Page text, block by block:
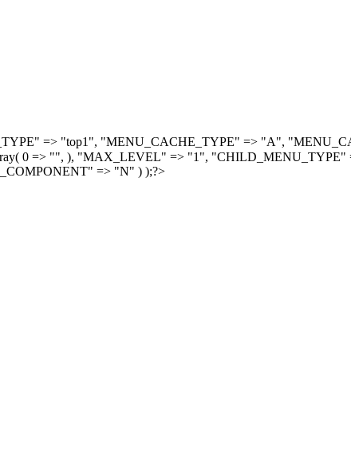
=> "top1", "MENU_CACHE_TYPE" => "A",
0 => "", ), "MAX_LEVEL" => "1",
=> "N" ) );?>